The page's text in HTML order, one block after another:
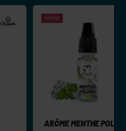
ARÔME
ARÔME MENTHE